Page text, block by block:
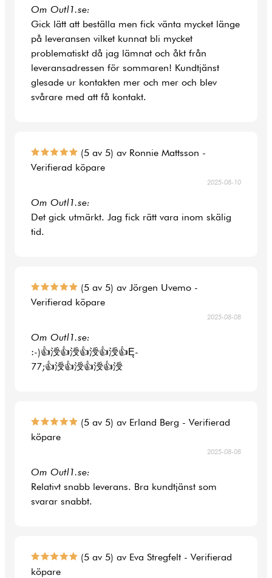
Om Outl1.se:
Gick lätt att beställa men fick vänta mycket länge
på leveransen vilket kunnat bli mycket
problematiskt då jag lämnat och åkt från
leveransadressen för sommaren! Kundtjänst
glesade ur kontakten mer och mer och blev
svårare med att få kontakt.
(5 av 5) av Ronnie Mattsson -
Verifierad köpare
2025-08-10
Om Outl1.se:
Det gick utmärkt. Jag fick rätt vara inom skälig
tid.
(5 av 5) av Jörgen Uvemo -
Verifierad köpare
2025-08-08
Om Outl1.se:
:-)👍涭👍涭👍涭👍涭👍Ę-
77;👍涭👍涭👍涭👍涭
(5 av 5) av Erland Berg - Verifierad
köpare
2025-08-08
Om Outl1.se:
Relativt snabb leverans. Bra kundtjänst som
svarar snabbt.
(5 av 5) av Eva Stregfelt - Verifierad
köpare